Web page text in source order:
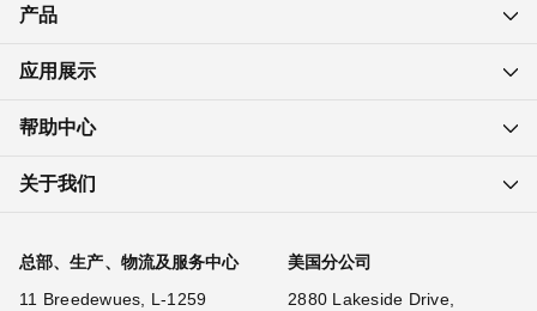
产品
应用展示
帮助中心
关于我们
总部、生产、物流及服务中心
11 Breedewues, L-1259
美国分公司
2880 Lakeside Drive,